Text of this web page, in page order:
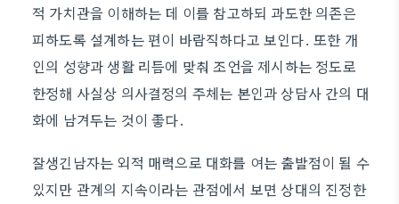
적 가치관을 이해하는 데 이를 참고하되 과도한 의존은
피하도록 설계하는 편이 바람직하다고 보인다. 또한 개
인의 성향과 생활 리듬에 맞춰 조언을 제시하는 정도로
한정해 사실상 의사결정의 주체는 본인과 상담사 간의 대
화에 남겨두는 것이 좋다.
잘생긴남자는 외적 매력으로 대화를 여는 출발점이 될 수
있지만 관계의 지속이라는 관점에서 보면 상대의 진정한